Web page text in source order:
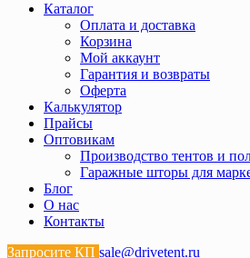
Каталог
Оплата и доставка
Корзина
Мой аккаунт
Гарантия и возвраты
Оферта
Калькулятор
Прайсы
Оптовикам
Производство тентов и
Гаражные шторы для
Блог
О нас
Контакты
Запросите КП sale@drivetent.ru